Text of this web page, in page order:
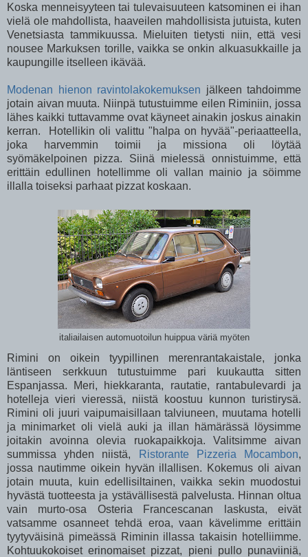
Koska menneisyyteen tai tulevaisuuteen katsominen ei ihan
vielä ole mahdollista, haaveilen mahdollisista jutuista, kuten
Venetsiasta tammikuussa. Mieluiten tietysti niin, että vesi
nousee Markuksen torille, vaikka se onkin alkuasukkaille ja
kaupungille itselleen ikävää.
Modenan hienon ravintolakokemuksen jälkeen tahdoimme
jotain aivan muuta. Niinpä tutustuimme eilen Riminiin, jossa
lähes kaikki tuttavamme ovat käyneet ainakin joskus ainakin
kerran. Hotellikin oli valittu "halpa on hyvää"-periaatteella,
joka harvemmin toimii ja missiona oli löytää
syömäkelpoinen pizza. Siinä mielessä onnistuimme, että
erittäin edullinen hotellimme oli vallan mainio ja söimme
illalla toiseksi parhaat pizzat koskaan.
italiailaisen automuotoilun huippua väriä myöten
Rimini on oikein tyypillinen merenrantakaistale, jonka
läntiseen serkkuun tutustuimme pari kuukautta sitten
Espanjassa. Meri, hiekkaranta, rautatie, rantabulevardi ja
hotelleja vieri vieressä, niistä koostuu kunnon turistirysä.
Rimini oli juuri vaipumaisillaan talviuneen, muutama hotelli
ja minimarket oli vielä auki ja illan hämärässä löysimme
joitakin avoinna olevia ruokapaikkoja. Valitsimme aivan
summissa yhden niistä,
Ristorante Pizzeria Mocambon,
jossa nautimme oikein hyvän illallisen. Kokemus oli aivan
jotain muuta, kuin edellisiltainen, vaikka sekin muodostui
hyvästä tuotteesta ja ystävällisestä palvelusta. Hinnan oltua
vain murto-osa Osteria Francescanan laskusta, eivät
vatsamme osanneet tehdä eroa, vaan kävelimme erittäin
tyytyväisinä pimeässä Riminin illassa takaisin hotelliimme.
Kohtuukokoiset erinomaiset pizzat, pieni pullo punaviiniä,